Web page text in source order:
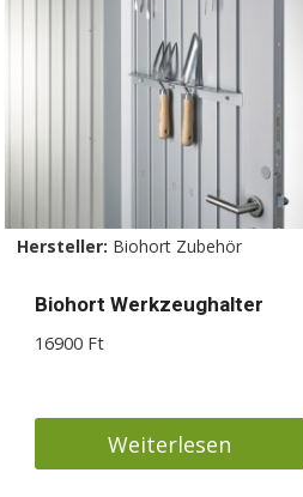
Hersteller: Biohort Zubehör
Biohort Werkzeughalter
16900 Ft
Weiterlesen